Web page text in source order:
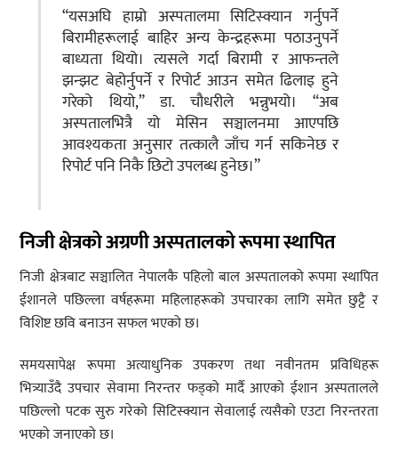
“यसअघि हाम्रो अस्पतालमा सिटिस्क्यान गर्नुपर्ने
बिरामीहरूलाई बाहिर अन्य केन्द्रहरूमा पठाउनुपर्ने
बाध्यता थियो। त्यसले गर्दा बिरामी र आफन्तले
झन्झट बेहोर्नुपर्ने र रिपोर्ट आउन समेत ढिलाइ हुने
गरेको थियो,” डा. चौधरीले भन्नुभयो। “अब
अस्पतालभित्रै यो मेसिन सञ्चालनमा आएपछि
आवश्यकता अनुसार तत्कालै जाँच गर्न सकिनेछ र
रिपोर्ट पनि निकै छिटो उपलब्ध हुनेछ।”
निजी क्षेत्रको अग्रणी अस्पतालको रूपमा स्थापित
निजी क्षेत्रबाट सञ्चालित नेपालकै पहिलो बाल अस्पतालको रूपमा स्थापित
ईशानले पछिल्ला वर्षहरूमा महिलाहरूको उपचारका लागि समेत छुट्टै र
विशिष्ट छवि बनाउन सफल भएको छ।
समयसापेक्ष रूपमा अत्याधुनिक उपकरण तथा नवीनतम प्रविधिहरू
भित्र्याउँदै उपचार सेवामा निरन्तर फड्को मार्दै आएको ईशान अस्पतालले
पछिल्लो पटक सुरु गरेको सिटिस्क्यान सेवालाई त्यसैको एउटा निरन्तरता
भएको जनाएको छ।